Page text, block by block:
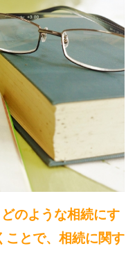
どのような相続にす
ことで、相続に関す